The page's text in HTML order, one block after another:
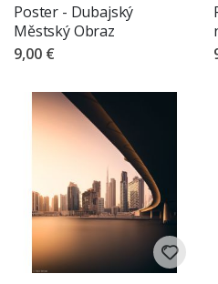
Poster - Dubajský
Městský Obraz
9,00 €